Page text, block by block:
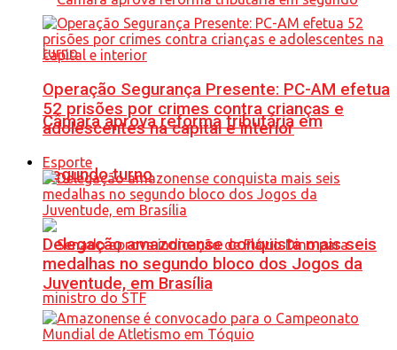
Câmara aprova reforma tributária em
segundo turno
Operação Segurança Presente: PC-AM efetua
52 prisões por crimes contra crianças e
adolescentes na capital e interior
Esporte
Delegação amazonense conquista mais seis
medalhas no segundo bloco dos Jogos da
Juventude, em Brasília